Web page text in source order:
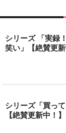
シリーズ 「実録
笑い」【絶賛更新
シリーズ「買っ
【絶賛更新中！】